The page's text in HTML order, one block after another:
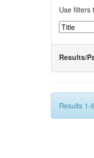
Use filters
Results/
Results 1-